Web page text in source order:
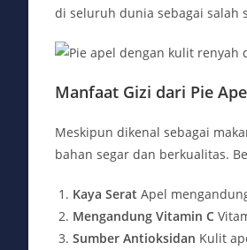
di seluruh dunia sebagai salah
Manfaat Gizi dari Pie
Meskipun dikenal sebagai
bahan segar dan berkualitas.
Kaya Serat Apel
Mengandung Vitamin C
Sumber Antioksidan Kulit